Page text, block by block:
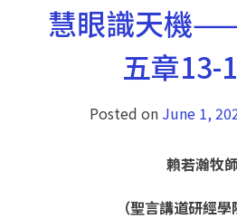
慧眼識天機
五章13-
Posted on June 1,
賴若瀚牧
（聖言講道研經學